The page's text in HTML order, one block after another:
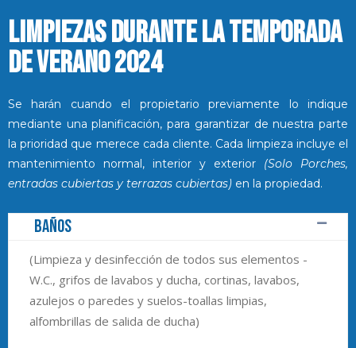
LIMPIEZAS DURANTE LA TEMPORADA
DE VERANO 2024
Se harán cuando el propietario previamente lo indique
mediante una planificación, para garantizar de nuestra parte
la prioridad que merece cada cliente. Cada limpieza incluye el
mantenimiento normal, interior y exterior (Solo Porches,
entradas cubiertas y terrazas cubiertas) en la propiedad.
Baños
(Limpieza y desinfección de todos sus elementos -
W.C., grifos de lavabos y ducha, cortinas, lavabos,
azulejos o paredes y suelos-toallas limpias,
alfombrillas de salida de ducha)